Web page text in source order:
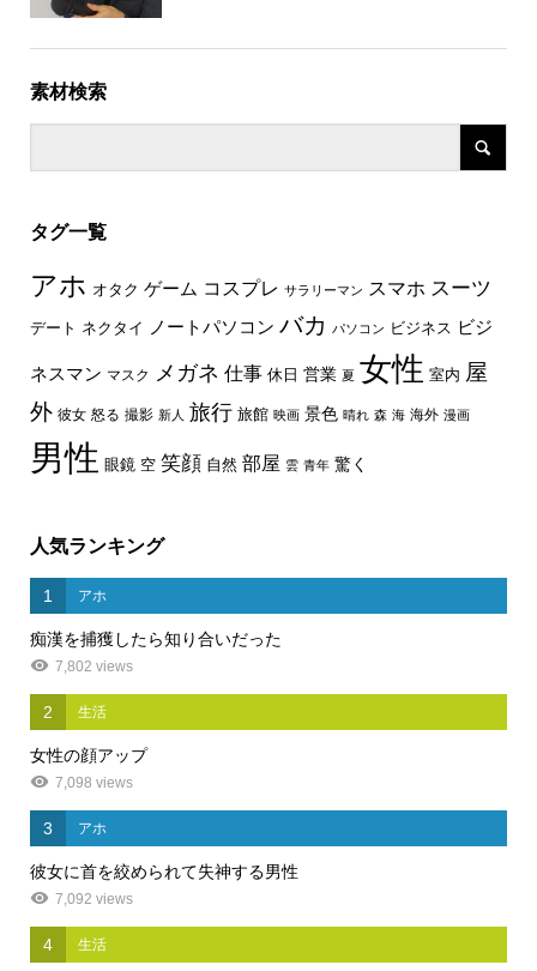
素材検索
タグ一覧
アホ オタク ゲーム コスプレ サラリーマン スマホ スーツ
デート ネクタイ ノートパソコン バカ パソコン ビジネス ビジ
ネスマン マスク メガネ 仕事 休日 営業 夏 女性 室内 屋
外 彼女 怒る 撮影 新人 旅行 旅館 映画 景色 晴れ 森 海 海外 漫画
男性 眼鏡 空 笑顔 自然 部屋 雲 青年 驚く
人気ランキング
1 アホ
痴漢を捕獲したら知り合いだった
7,802 views
2 生活
女性の顔アップ
7,098 views
3 アホ
彼女に首を絞められて失神する男性
7,092 views
4 生活